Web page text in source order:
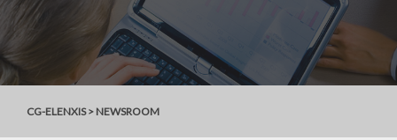
CG-ELENXIS> NEWSROOM